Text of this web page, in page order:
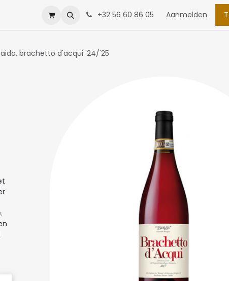
+32 56 60 86 05 Aanmelden
brachetto d'acqui '24/'25